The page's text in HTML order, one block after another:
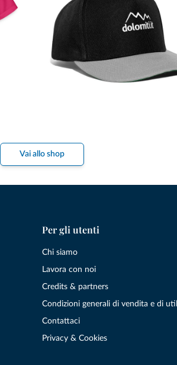
Vai allo shop
Per gli utenti
Chi siamo
Lavora con noi
Credits & partners
Condizioni generali di vendita e di
Contattaci
Privacy & Cookies